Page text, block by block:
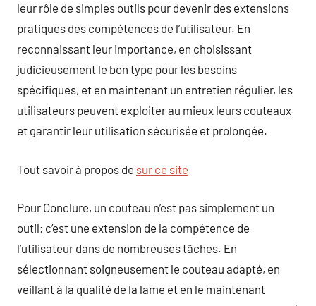
leur rôle de simples outils pour devenir des extensions
pratiques des compétences de l’utilisateur. En
reconnaissant leur importance, en choisissant
judicieusement le bon type pour les besoins
spécifiques, et en maintenant un entretien régulier, les
utilisateurs peuvent exploiter au mieux leurs couteaux
et garantir leur utilisation sécurisée et prolongée.
Tout savoir à propos de sur ce site
Pour Conclure, un couteau n’est pas simplement un
outil; c’est une extension de la compétence de
l’utilisateur dans de nombreuses tâches. En
sélectionnant soigneusement le couteau adapté, en
veillant à la qualité de la lame et en le maintenant